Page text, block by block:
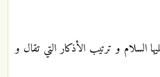
السلام و ترتيب الأذكار التي تقال و